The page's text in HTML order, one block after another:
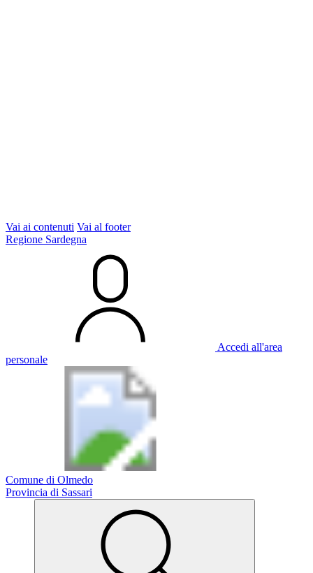
Vai ai contenuti Vai al footer
Regione Sardegna
Accedi all'area
personale
Comune di Olmedo
Provincia di Sassari